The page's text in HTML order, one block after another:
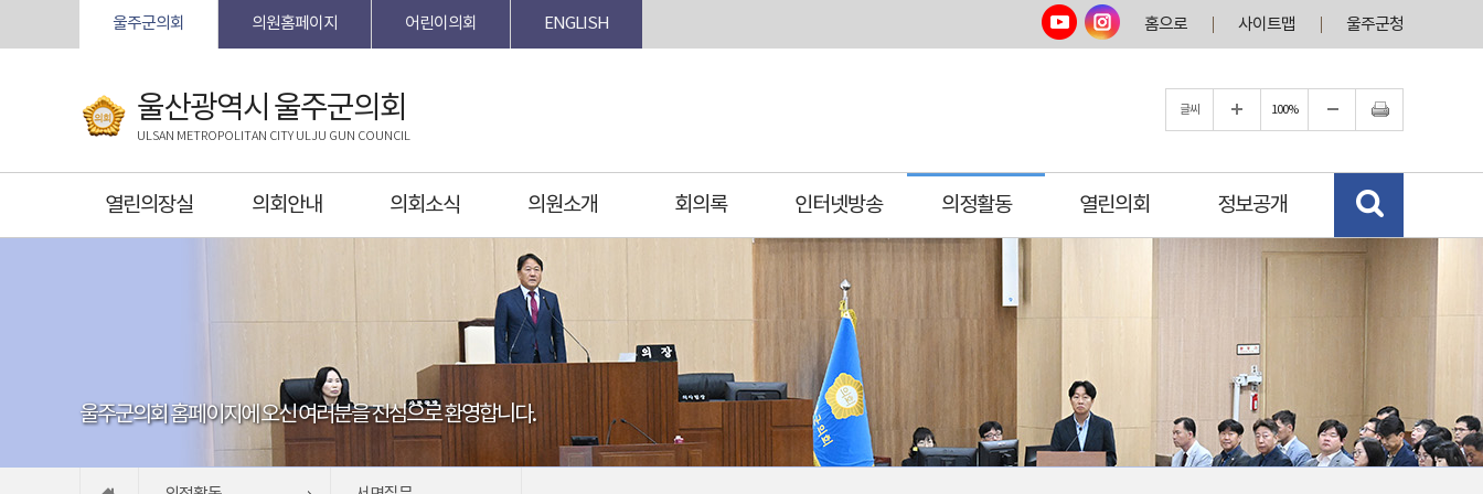
본문바로가기
울주군의회 의원홈페이지 어린이의회 ENGLISH 홈으로 사이트맵 울주군청
울산광역시 울주군의회
ULSAN METROPOLITAN CITY ULJU GUN COUNCIL
글씨 100%
열린의장실 의회안내 의회소식 의원소개 회의록 인터넷방송 의정활동 열린의회 정보공개
울주군의회 홈페이지에 오신 여러분을 진심으로 환영합니다.